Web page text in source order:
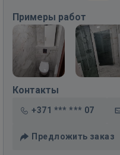
Примеры работ
Контакты
+371 *** *** 07
Предложить заказ